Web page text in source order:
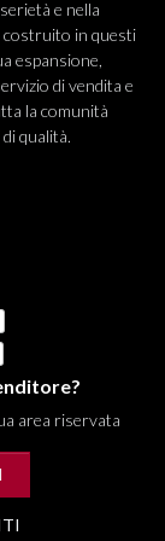
e nella
costruito in questi
espansione,
di vendita e
la comunità
qualità.
area riservata